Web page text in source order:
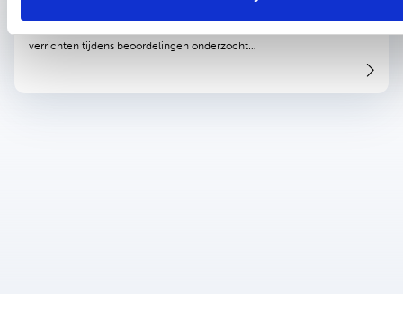
verrichten tijdens beoordelingen onderzocht…